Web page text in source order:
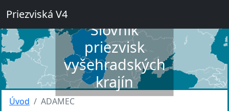
Priezviská V4
Slovník
priezvisk
vyšehradských
krajín
Úvod ADAMEC